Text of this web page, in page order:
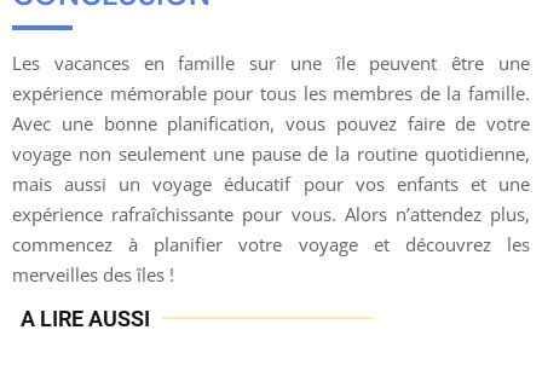
Les vacances en famille sur une île peuvent être une
expérience mémorable pour tous les membres de la famille.
Avec une bonne planification, vous pouvez faire de votre
voyage non seulement une pause de la routine quotidienne,
mais aussi un voyage éducatif pour vos enfants et une
expérience rafraîchissante pour vous. Alors n’attendez plus,
commencez à planifier votre voyage et découvrez les
merveilles des îles !
A LIRE AUSSI